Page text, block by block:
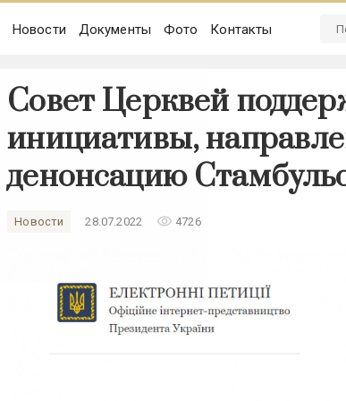
Новости Документы Фото Контакты
Совет Церквей
инициативы,
денонсацию
Новости 28.07.2022 remove_red_eye 4726